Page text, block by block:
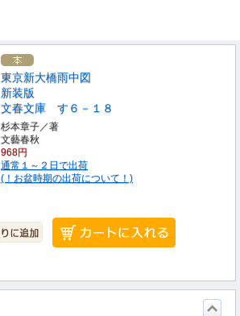
東京新大橋雨中図
新装版
文春文庫 す６－１８
杉本章子／著
文藝春秋
968円
通常１～２日で出荷
(！お盆時期の出荷について！)